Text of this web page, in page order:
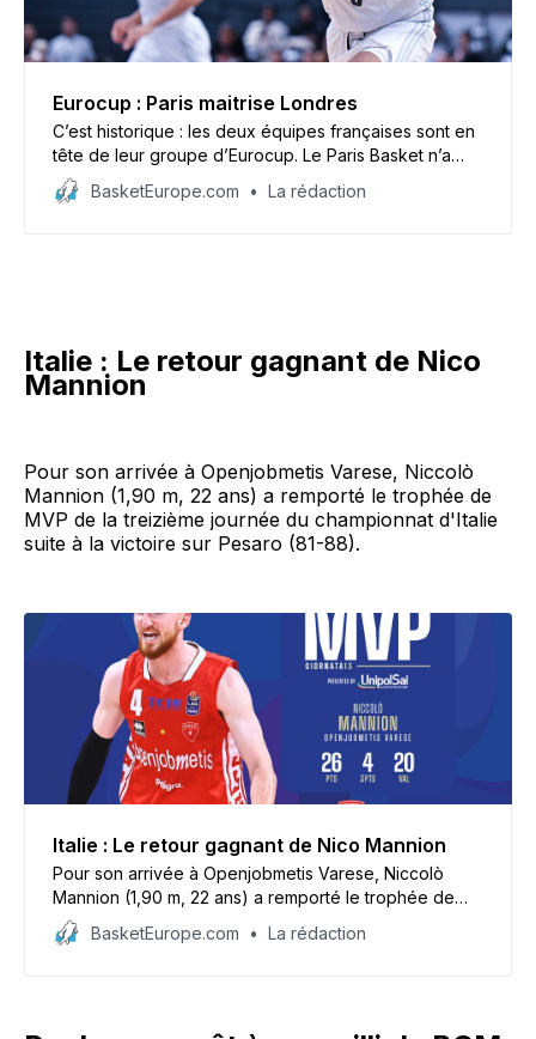
Eurocup : Paris maitrise Londres
C’est historique : les deux équipes françaises sont en
tête de leur groupe d’Eurocup. Le Paris Basket n’a
pas tremblé face aux London Lions (94-77).
BasketEurope.com La rédaction
Italie : Le retour gagnant de Nico
Mannion
Pour son arrivée à Openjobmetis Varese, Niccolò
Mannion (1,90 m, 22 ans) a remporté le trophée de
MVP de la treizième journée du championnat d'Italie
suite à la victoire sur Pesaro (81-88).
Italie : Le retour gagnant de Nico Mannion
Pour son arrivée à Openjobmetis Varese, Niccolò
Mannion (1,90 m, 22 ans) a remporté le trophée de
MVP de la treizième journée du championnat d’Italie
suite à la victoire sur Pesaro (81-88).
BasketEurope.com La rédaction